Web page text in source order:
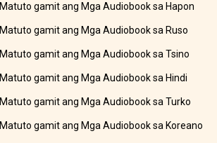
Matuto gamit ang Mga Audiobook sa Hapon
Matuto gamit ang Mga Audiobook sa Ruso
Matuto gamit ang Mga Audiobook sa Tsino
Matuto gamit ang Mga Audiobook sa Hindi
Matuto gamit ang Mga Audiobook sa Turko
Matuto gamit ang Mga Audiobook sa Koreano